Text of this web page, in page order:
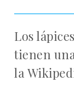
Los
tienen
la